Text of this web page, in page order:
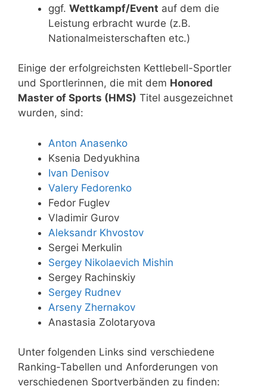
ggf. Wettkampf/Event auf dem die
Leistung erbracht wurde (z.B.
Nationalmeisterschaften etc.)
Einige der erfolgreichsten Kettlebell-Sportler
und Sportlerinnen, die mit dem Honored
Master of Sports (HMS) Titel ausgezeichnet
wurden, sind:
Anton Anasenko
Ksenia Dedyukhina
Ivan Denisov
Valery Fedorenko
Fedor Fuglev
Vladimir Gurov
Aleksandr Khvostov
Sergei Merkulin
Sergey Nikolaevich Mishin
Sergey Rachinskiy
Sergey Rudnev
Arseny Zhernakov
Anastasia Zolotaryova
Unter folgenden Links sind verschiedene
Ranking-Tabellen und Anforderungen von
verschiedenen Sportverbänden zu finden: